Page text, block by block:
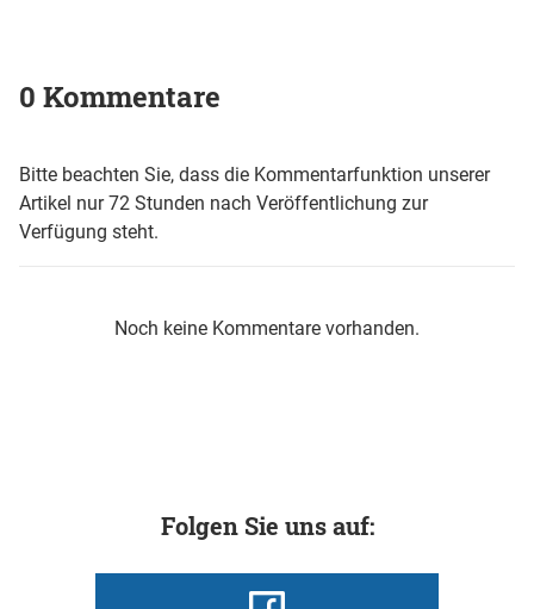
0 Kommentare
Bitte beachten Sie, dass die Kommentarfunktion unserer
Artikel nur 72 Stunden nach Veröffentlichung zur
Verfügung steht.
Noch keine Kommentare vorhanden.
Folgen Sie uns auf: